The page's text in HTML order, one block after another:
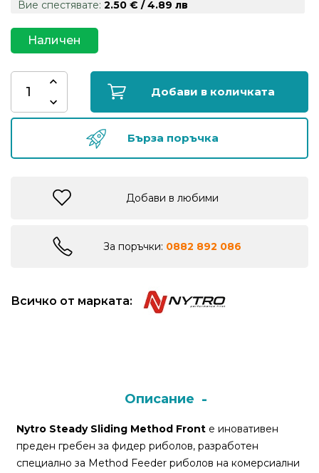
риболов
Куки
за
риболов
Къмпинг
Изкуствени
Плувки
за
риболов
Вие спестявате: 2.50 € / 4.89 лв
Наличен
Добави в количката
Бърза поръчка
Добави в любими
За поръчки: 0882 892 086
Всичко от марката:
Описание
Nytro Steady Sliding Method Front е иновативен
преден гребен за фидер риболов, разработен
специално за Method Feeder риболов на комерсиални